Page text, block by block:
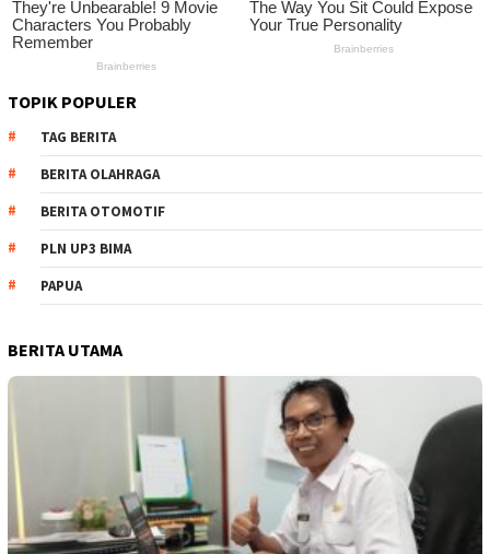
TOPIK POPULER
TAG BERITA
BERITA OLAHRAGA
BERITA OTOMOTIF
PLN UP3 BIMA
PAPUA
BERITA UTAMA